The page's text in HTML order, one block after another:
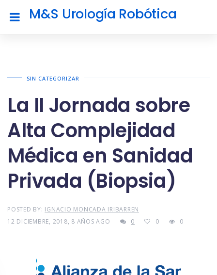
M&S Urología Robótica
SIN CATEGORIZAR
La II Jornada sobre
Alta Complejidad
Médica en Sanidad
Privada (Biopsia)
POSTED BY: IGNACIO MONCADA IRIBARREN
12 DICIEMBRE, 2018, 8 AÑOS AGO
0 0 0